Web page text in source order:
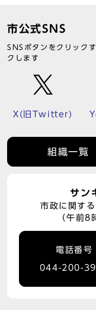
市公式SNS
SNSボタンをクリック
クします
X(旧Twitter)
組織一覧
サン
市政に関す
（午前
電話番号
044-200-